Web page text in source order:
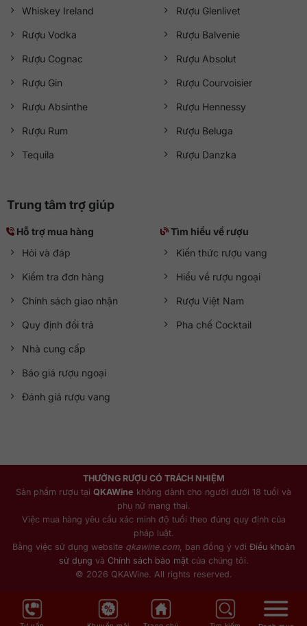
Whiskey Ireland
Rượu Vodka
Rượu Cognac
Rượu Gin
Rượu Absinthe
Rượu Rum
Tequila
Rượu Glenlivet
Rượu Balvenie
Rượu Absolut
Rượu Courvoisier
Rượu Hennessy
Rượu Beluga
Rượu Danzka
Trung tâm trợ giúp
Hỗ trợ mua hàng
Hỏi và đáp
Kiểm tra đơn hàng
Chính sách giao nhận
Quy định đổi trả
Nhà cung cấp
Báo giá rượu ngoại
Đánh giá rượu vang
Tìm hiểu về rượu
Kiến thức rượu vang
Hiểu về rượu ngoại
Rượu Việt Nam
Pha chế Cocktail
THƯỞNG RƯỢU CÓ TRÁCH NHIỆM
Sản phẩm rượu tại QKAWine không dành cho người dưới 18 tuổi và
phụ nữ mang thai.
Việc mua hàng yêu cầu xác minh độ tuổi theo đúng quy định của
pháp luật.
Bằng việc sử dụng website qkawine.com , bạn đồng ý với Điều khoản
sử dụng và Chính sách bảo mậtcủa chúng tôi.
© 2026 QKAWine. All rights reserved.